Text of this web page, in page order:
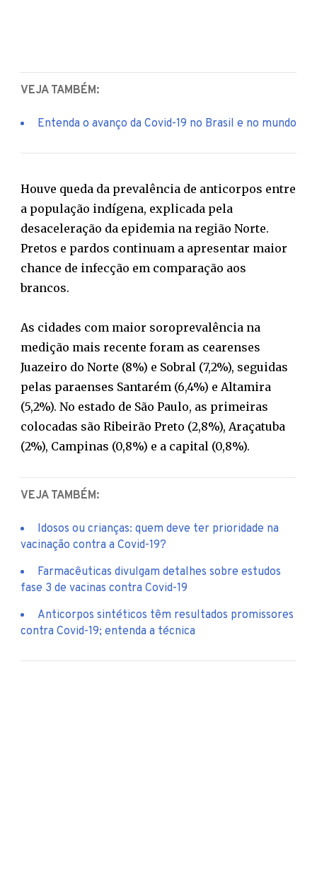
VEJA TAMBÉM:
Entenda o avanço da Covid-19 no Brasil e no mundo
Houve queda da prevalência de anticorpos entre
a população indígena, explicada pela
desaceleração da epidemia na região Norte.
Pretos e pardos continuam a apresentar maior
chance de infecção em comparação aos
brancos.
As cidades com maior soroprevalência na
medição mais recente foram as cearenses
Juazeiro do Norte (8%) e Sobral (7,2%), seguidas
pelas paraenses Santarém (6,4%) e Altamira
(5,2%). No estado de São Paulo, as primeiras
colocadas são Ribeirão Preto (2,8%), Araçatuba
(2%), Campinas (0,8%) e a capital (0,8%).
VEJA TAMBÉM:
Idosos ou crianças: quem deve ter prioridade na
vacinação contra a Covid-19?
Farmacêuticas divulgam detalhes sobre estudos
fase 3 de vacinas contra Covid-19
Anticorpos sintéticos têm resultados promissores
contra Covid-19; entenda a técnica